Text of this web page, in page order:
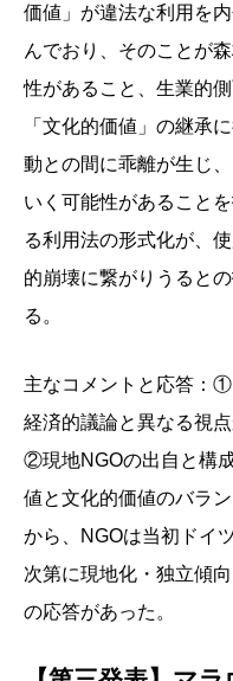
価値」が違法な利用を
んでおり、そのことが
性があること、生業的
「文化的価値」の継承
動との間に乖離が生じ
いく可能性があること
る利用法の形式化が、
的崩壊に繋がりうると
る。
主なコメントと応答：
経済的議論と異なる視
②現地NGOの出自と構
値と文化的価値のバラ
から、NGOは当初ドイ
次第に現地化・独立傾
の応答があった。